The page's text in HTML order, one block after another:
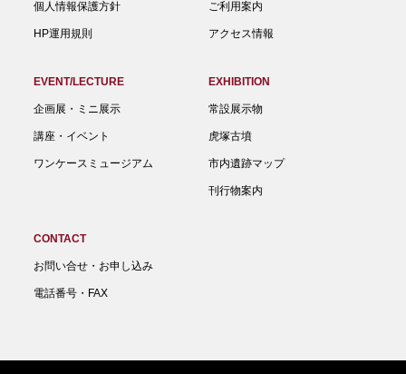
個人情報保護方針
HP運用規則
ご利用案内
アクセス情報
EVENT/LECTURE
企画展・ミニ展示
講座・イベント
ワンケースミュージアム
EXHIBITION
常設展示物
虎塚古墳
市内遺跡マップ
刊行物案内
CONTACT
お問い合せ・お申し込み
電話番号・FAX